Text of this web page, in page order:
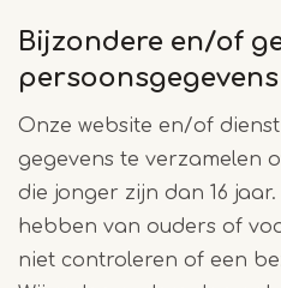
Bijzondere en/of
Onze website en/of
gegevens te verzamelen
die jonger zijn dan 16
hebben van ouders of
niet controleren of een